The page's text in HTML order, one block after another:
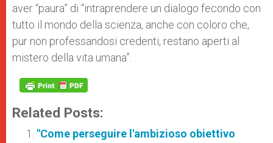
aver “paura” di “intraprendere un dialogo fecondo con
tutto il mondo della scienza, anche con coloro che,
pur non professandosi credenti, restano aperti al
mistero della vita umana”.
Related Posts:
"Come perseguire l'ambizioso obiettivo